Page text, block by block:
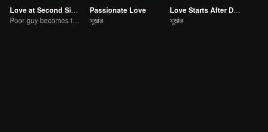
Love at Second Sight
Poor guy becomes the domineering CEO and pursues his first love
Passionate Love
भूखंड
Love Starts After Divorce
भूखंड